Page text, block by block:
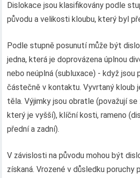
Dislokace jsou klasifikovány podle
původu a velikosti kloubu, který byl
Podle stupně posunutí může být
jedna, která je doprovázena úplnou
nebo neúplná (subluxace) - když jsou
částečně v kontaktu. Vyvrtaný kloub
těla. Výjimky jsou obratle (považují
který je vyšší), klíční kosti, rameno
přední a zadní).
V závislosti na původu mohou být
získaná. Vrozené v důsledku poruchy